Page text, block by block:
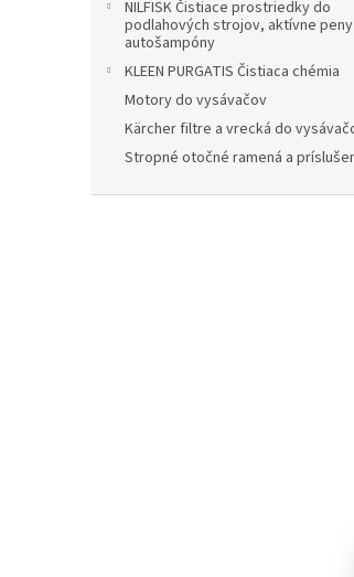
NILFISK Čistiace prostriedky do
podlahových strojov, aktívne peny
autošampóny
KLEEN PURGATIS Čistiaca chémia
Motory do vysávačov
Kärcher filtre a vrecká do
Stropné otočné ramená a